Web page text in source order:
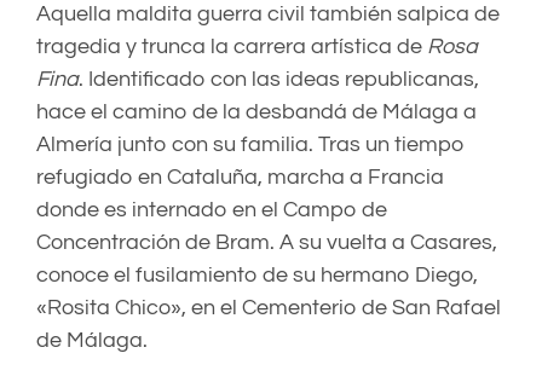
Aquella maldita guerra civil también salpica de
tragedia y trunca la carrera artística de Rosa
Fina. Identificado con las ideas republicanas,
hace el camino de la desbandá de Málaga a
Almería junto con su familia. Tras un tiempo
refugiado en Cataluña, marcha a Francia
donde es internado en el Campo de
Concentración de Bram. A su vuelta a Casares,
conoce el fusilamiento de su hermano Diego,
«Rosita Chico», en el Cementerio de San Rafael
de Málaga.